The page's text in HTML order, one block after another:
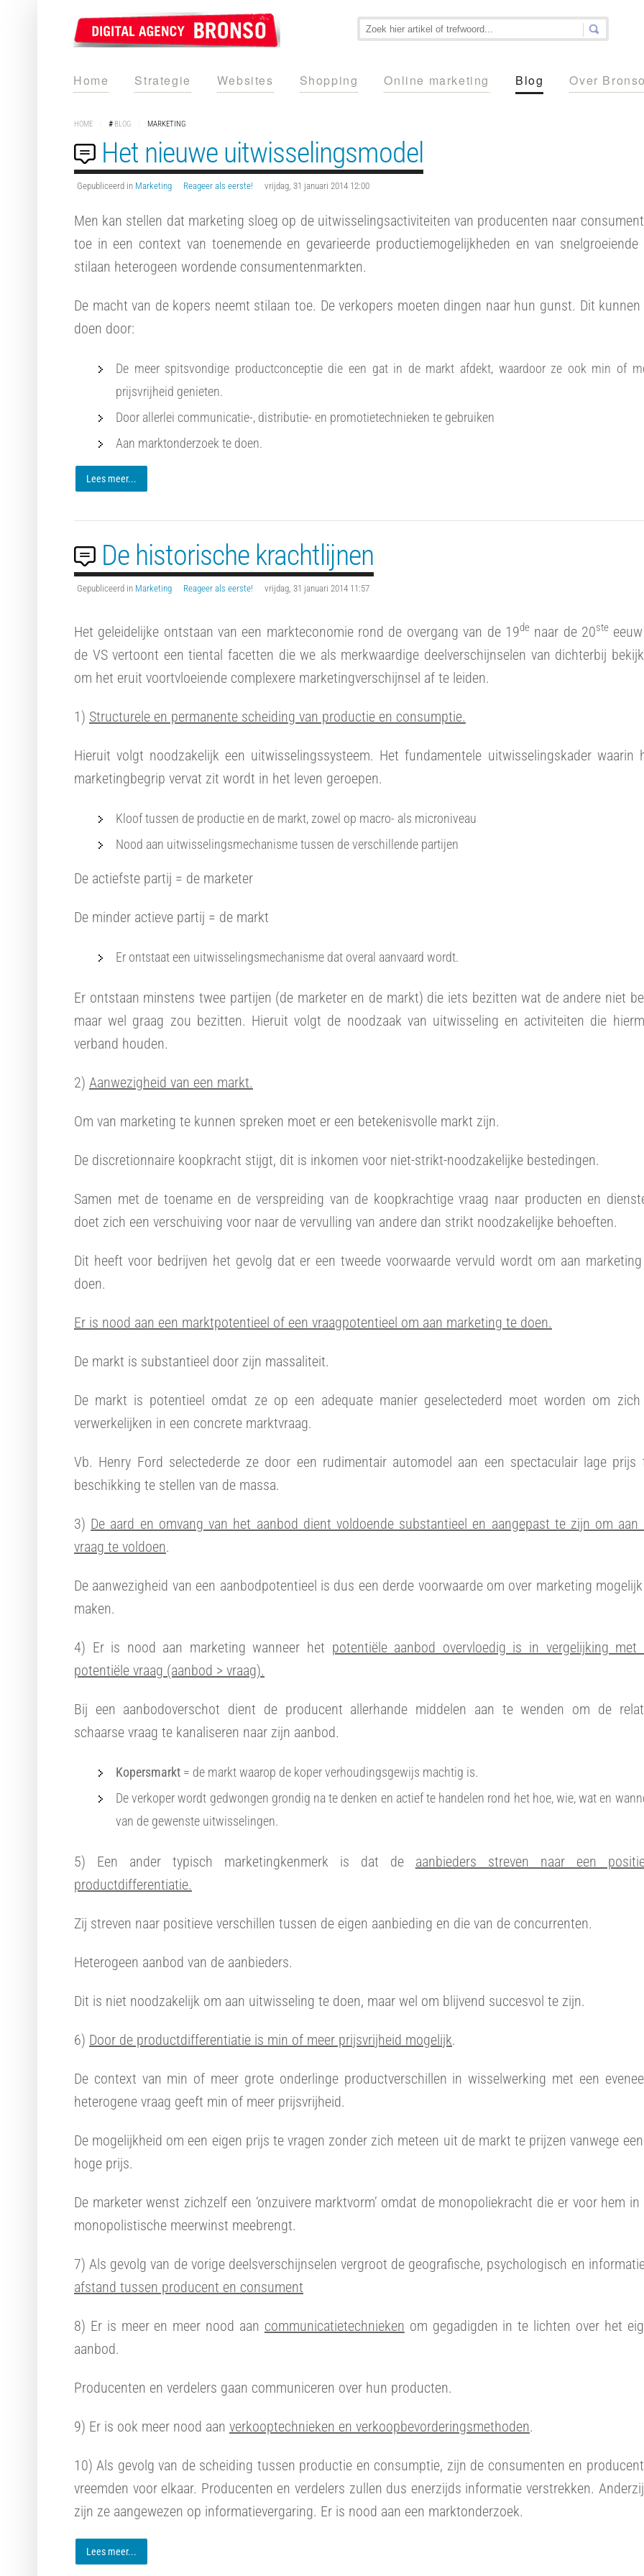
Home Strategie Websites Shopping Online marketing Blog Over Bronso
HOME # BLOG MARKETING
Het nieuwe uitwisselingsmodel
Gepubliceerd in Marketing Reageer als eerste! vrijdag, 31 januari 2014 12:00
Men kan stellen dat marketing sloeg op de uitwisselingsactiviteiten van producenten naar
toe in een context van toenemende en gevarieerde productiemogelijkheden en van snelgroeiende
stilaan heterogeen wordende consumentenmarkten.
De macht van de kopers neemt stilaan toe. De verkopers moeten dingen naar hun gunst. Dit kunnen
doen door:
De meer spitsvondige productconceptie die een gat in de markt afdekt, waardoor ze ook min of
prijsvrijheid genieten.
Door allerlei communicatie-, distributie- en promotietechnieken te gebruiken
Aan marktonderzoek te doen.
Lees meer...
De historische krachtlijnen
Gepubliceerd in Marketing Reageer als eerste! vrijdag, 31 januari 2014 11:57
Het geleidelijke ontstaan van een markteconomie rond de overgang van de 19denaar de 20ste
de VS vertoont een tiental facetten die we als merkwaardige deelverschijnselen van dichterbij
om het eruit voortvloeiende complexere marketingverschijnsel af te leiden.
1) Structurele en permanente scheiding van productie en consumptie.
Hieruit volgt noodzakelijk een uitwisselingssysteem. Het fundamentele uitwisselingskader waarin
marketingbegrip vervat zit wordt in het leven geroepen.
Kloof tussen de productie en de markt, zowel op macro- als microniveau
Nood aan uitwisselingsmechanisme tussen de verschillende partijen
De actiefste partij = de marketer
De minder actieve partij = de markt
Er ontstaat een uitwisselingsmechanisme dat overal aanvaard wordt.
Er ontstaan minstens twee partijen (de marketer en de markt) die iets bezitten wat de andere niet
maar wel graag zou bezitten. Hieruit volgt de noodzaak van uitwisseling en activiteiten die
verband houden.
2) Aanwezigheid van een markt.
Om van marketing te kunnen spreken moet er een betekenisvolle markt zijn.
De discretionnaire koopkracht stijgt, dit is inkomen voor niet-strikt-noodzakelijke bestedingen.
Samen met de toename en de verspreiding van de koopkrachtige vraag naar producten en
doet zich een verschuiving voor naar de vervulling van andere dan strikt noodzakelijke behoeften.
Dit heeft voor bedrijven het gevolg dat er een tweede voorwaarde vervuld wordt om aan
doen.
Er is nood aan een marktpotentieel of een vraagpotentieel om aan marketing te doen.
De markt is substantieel door zijn massaliteit.
De markt is potentieel omdat ze op een adequate manier geselectederd moet worden om
verwerkelijken in een concrete marktvraag.
Vb. Henry Ford selectederde ze door een rudimentair automodel aan een spectaculair lage prijs
beschikking te stellen van de massa.
3) De aard en omvang van het aanbod dient voldoende substantieel en aangepast te zijn om aan
vraag te voldoen.
De aanwezigheid van een aanbodpotentieel is dus een derde voorwaarde om over marketing
maken.
4) Er is nood aan marketing wanneer het potentiële aanbod overvloedig is in vergelijking met
potentiële vraag (aanbod > vraag).
Bij een aanbodoverschot dient de producent allerhande middelen aan te wenden om de
schaarse vraag te kanaliseren naar zijn aanbod.
Kopersmarkt = de markt waarop de koper verhoudingsgewijs machtig is.
De verkoper wordt gedwongen grondig na te denken en actief te handelen rond het hoe, wie, wat en
van de gewenste uitwisselingen.
5) Een ander typisch marketingkenmerk is dat de aanbieders streven naar een
productdifferentiatie.
Zij streven naar positieve verschillen tussen de eigen aanbieding en die van de concurrenten.
Heterogeen aanbod van de aanbieders.
Dit is niet noodzakelijk om aan uitwisseling te doen, maar wel om blijvend succesvol te zijn.
6) Door de productdifferentiatie is min of meer prijsvrijheid mogelijk.
De context van min of meer grote onderlinge productverschillen in wisselwerking met een
heterogene vraag geeft min of meer prijsvrijheid.
De mogelijkheid om een eigen prijs te vragen zonder zich meteen uit de markt te prijzen vanwege
hoge prijs.
De marketer wenst zichzelf een ‘onzuivere marktvorm’ omdat de monopoliekracht die er voor hem in
monopolistische meerwinst meebrengt.
7) Als gevolg van de vorige deelsverschijnselen vergroot de geografische, psychologisch en
afstand tussen producent en consument
8) Er is meer en meer nood aan communicatietechnieken om gegadigden in te lichten over het
aanbod.
Producenten en verdelers gaan communiceren over hun producten.
9) Er is ook meer nood aan verkooptechnieken en verkoopbevorderingsmethoden.
10) Als gevolg van de scheiding tussen productie en consumptie, zijn de consumenten en
vreemden voor elkaar. Producenten en verdelers zullen dus enerzijds informatie verstrekken.
zijn ze aangewezen op informatievergaring. Er is nood aan een marktonderzoek.
Lees meer...